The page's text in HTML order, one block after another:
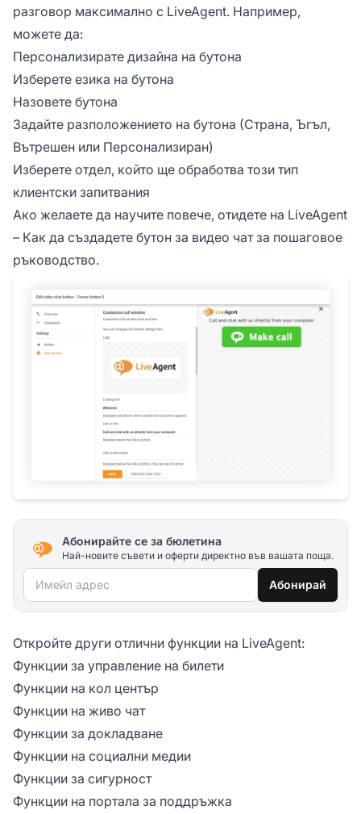
разговор максимално с LiveAgent. Например,
можете да:
Персонализирате дизайна на бутона
Изберете езика на бутона
Назовете бутона
Задайте разположението на бутона (Страна, Ъгъл,
Вътрешен или Персонализиран)
Изберете отдел, който ще обработва този тип
клиентски запитвания
Ако желаете да научите повече, отидете на LiveAgent
– Как да създадете бутон за видео чатза пошаговое
ръководство.
Абонирайте се за бюлетина
Най-новите съвети и оферти директно във вашата поща.
Имейл адрес Абонирай
Откройте други отлични функции на LiveAgent:
Функции за управление на билети
Функции на кол център
Функции на живо чат
Функции за докладване
Функции на социални медии
Функции за сигурност
Функции на портала за поддръжка